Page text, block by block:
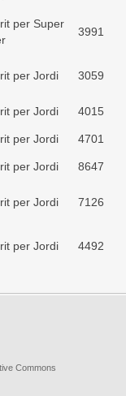
per Super
3991
per Jordi 3059
per Jordi 4015
per Jordi 4701
per Jordi 8647
per Jordi 7126
per Jordi 4492
Commons